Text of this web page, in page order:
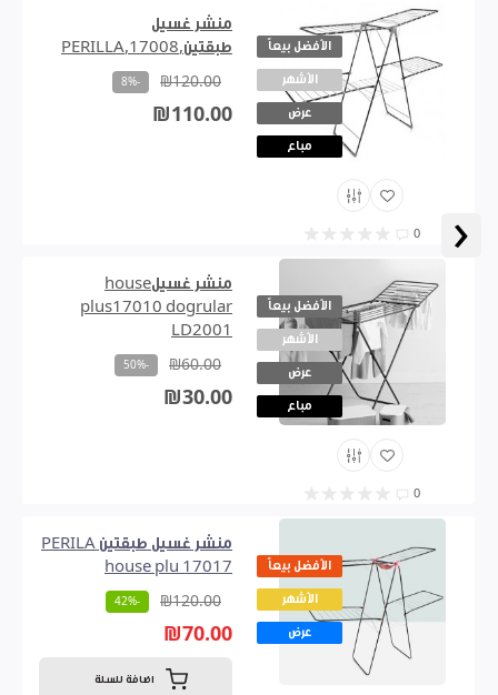
‹
الأفضل بيعاً
الأشهر
عرض
مباع
0
منشر غسيل
طبقتين,17008,PERILLA
₪120.00
-8%
₪110.00
الأفضل بيعاً
الأشهر
عرض
مباع
0
منشر غسيلhouse
plus17010 dogrular
LD2001
₪60.00
-50%
₪30.00
الأفضل بيعاً
الأشهر
عرض
منشر غسيل طبقتين PERILA
house plu 17017
₪120.00
-42%
₪70.00
اضافة للسلة